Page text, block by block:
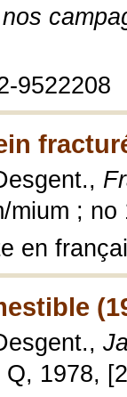
9522208
mium ;
en
Q, 1978,